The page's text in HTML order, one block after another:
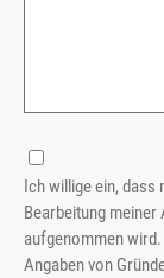
Ich willige ein,
Bearbeitung
aufgenommen
Angaben von